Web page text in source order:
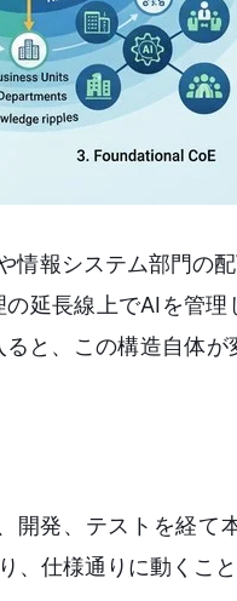
報システム部門の
延長線上でAIを管
と、この構造自体
発、テストを経て
仕様通りに動くこ